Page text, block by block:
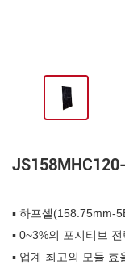
▪ 하프셀(158.75mm-
▪ 0~3%의 포지티브
▪ 업계 최고의 모듈 효